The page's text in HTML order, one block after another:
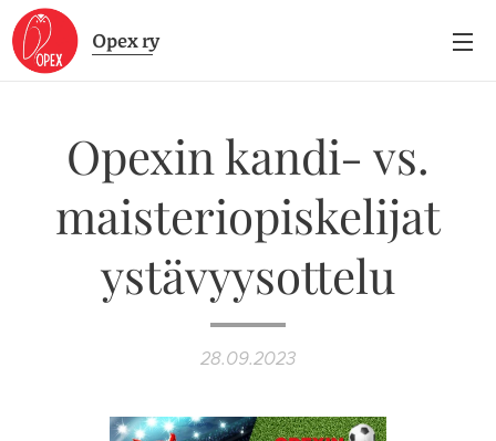
Opexry
Opexin kandi- vs.
maisteriopiskelijat
ystävyysottelu
28.09.2023